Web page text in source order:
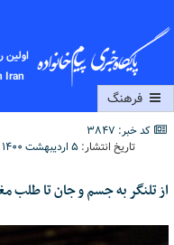
Iran
فرهنگ
کد خبر: 3847
تاریخ انتشار: ۵ اردیبهشت ۱۴۰۰ - ۰۶:۴۳
از تلنگر به جسم و جان تا